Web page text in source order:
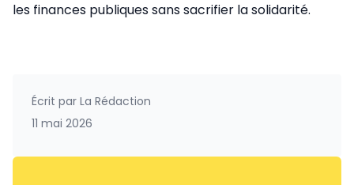
les finances publiques sans sacrifier la solidarité.
Écrit par La Rédaction
11 mai 2026